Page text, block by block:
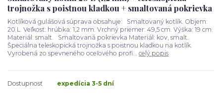
trojnožka s poistnou kladkou + smaltovaná pokrievka
Kotlíková gulášová súprava obsahuje: Smaltovaný kotlík. Objem:
20 L. Veľkosť: hrúbka: 1,2 mm. Vrchný priemer: 49,5 cm. Výška: 19 cm.
Materiál: smalt. Smaltovaná pokrievka Materiál: kov, smalt.
Špeciálna teleskopická trojnožka s poistnou kladkou na kotlík.
Vyrobená zo spevneného oceľového profi... celý popis
Dostupnosť expedícia 3-5 dní